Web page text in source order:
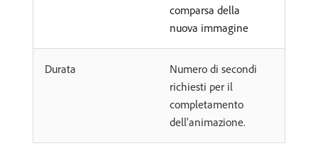
comparsa della
nuova immagine
Durata
Numero di secondi
richiesti per il
completamento
dell'animazione.